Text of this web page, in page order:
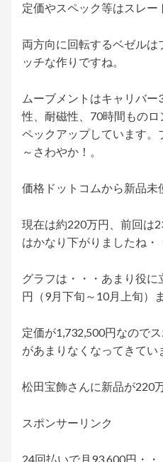
定価やスペック等はスレー
両方向に回転するベゼルは
ッチな作りですね。
ムーブメントはキャリバ
性、耐磁性、70時間もの
ペックアップしています
～さわやか！。
価格ドットコムから新品未
現在は約220万円、前回は
はかなり下がりましたね・
グラフは・・・あまり役
円（9月下旬～10月上旬）
定価が1,732,500円なので
があまりなくなってきてい
松田宝飾さんに新品が220万
スポンサーリンク
24回払いで月93,600円・